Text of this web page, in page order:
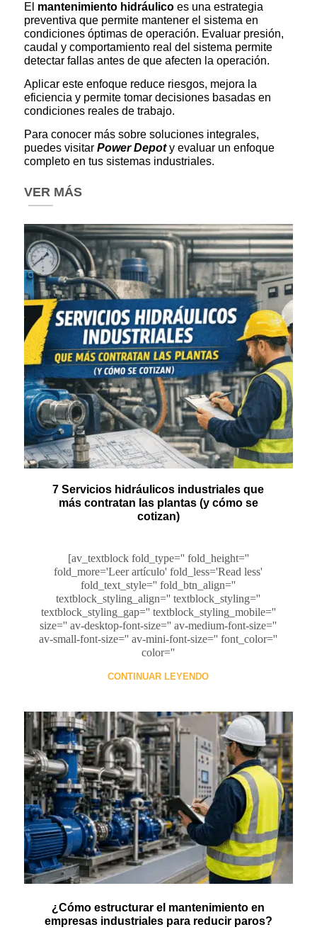
El mantenimiento hidráulicoes una estrategia
preventiva que permite mantener el sistema en
condiciones óptimas de operación. Evaluar presión,
caudal y comportamiento real del sistema permite
detectar fallas antes de que afecten la operación.
Aplicar este enfoque reduce riesgos, mejora la
eficiencia y permite tomar decisiones basadas en
condiciones reales de trabajo.
Para conocer más sobre soluciones integrales,
puedes visitar Power Depoty evaluar un enfoque
completo en tus sistemas industriales.
VER MÁS
7 Servicios hidráulicos industriales que
más contratan las plantas (y cómo se
cotizan)
[av_textblock fold_type='' fold_height=''
fold_more='Leer artículo' fold_less='Read less'
fold_text_style='' fold_btn_align=''
textblock_styling_align='' textblock_styling=''
textblock_styling_gap='' textblock_styling_mobile=''
size='' av-desktop-font-size='' av-medium-font-size=''
av-small-font-size='' av-mini-font-size='' font_color=''
color=''
CONTINUAR LEYENDO
¿Cómo estructurar el mantenimiento en
empresas industriales para reducir paros?